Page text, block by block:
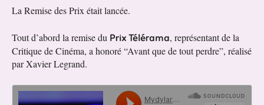
La Remise des Prix était lancée.
Tout d’abord la remise du Prix Télérama, représentant de la
Critique de Cinéma, a honoré “Avant que de tout perdre”, réalisé
par Xavier Legrand.